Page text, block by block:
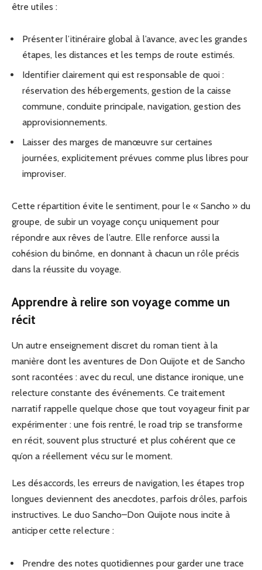
être utiles :
Présenter l’itinéraire global à l’avance, avec les grandes
étapes, les distances et les temps de route estimés.
Identifier clairement qui est responsable de quoi :
réservation des hébergements, gestion de la caisse
commune, conduite principale, navigation, gestion des
approvisionnements.
Laisser des marges de manœuvre sur certaines
journées, explicitement prévues comme plus libres pour
improviser.
Cette répartition évite le sentiment, pour le « Sancho » du
groupe, de subir un voyage conçu uniquement pour
répondre aux rêves de l’autre. Elle renforce aussi la
cohésion du binôme, en donnant à chacun un rôle précis
dans la réussite du voyage.
Apprendre à relire son voyage comme un
récit
Un autre enseignement discret du roman tient à la
manière dont les aventures de Don Quijote et de Sancho
sont racontées : avec du recul, une distance ironique, une
relecture constante des événements. Ce traitement
narratif rappelle quelque chose que tout voyageur finit par
expérimenter : une fois rentré, le road trip se transforme
en récit, souvent plus structuré et plus cohérent que ce
qu’on a réellement vécu sur le moment.
Les désaccords, les erreurs de navigation, les étapes trop
longues deviennent des anecdotes, parfois drôles, parfois
instructives. Le duo Sancho–Don Quijote nous incite à
anticiper cette relecture :
Prendre des notes quotidiennes pour garder une trace